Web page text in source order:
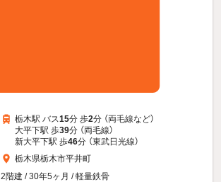
栃木駅 バス15分 歩2分 （両毛線など）
大平下駅 歩39分 （両毛線）
新大平下駅 歩46分 （東武日光線）
栃木県栃木市平井町
2階建 / 30年5ヶ月 / 軽量鉄骨